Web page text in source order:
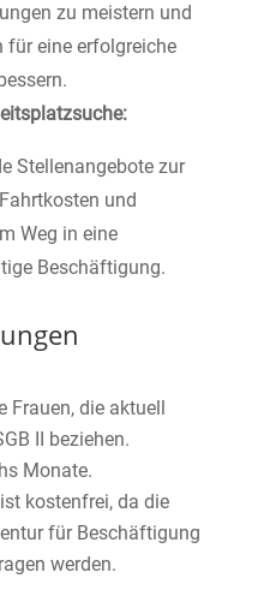
zu meistern und
für eine erfolgreiche
Stellenangebote zur
und
Weg in eine
Beschäftigung.
Frauen, die aktuell
II beziehen.
Monate.
kostenfrei, da die
für Beschäftigung
werden.